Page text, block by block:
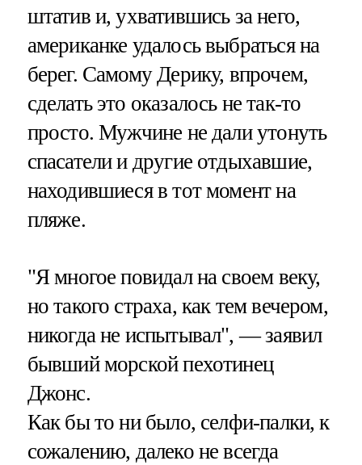
штатив и, ухватившись за него,
американке удалось выбраться на
берег. Самому Дерику, впрочем,
сделать это оказалось не так-то
просто. Мужчине не дали утонуть
спасатели и другие отдыхавшие,
находившиеся в тот момент на
пляже.
"Я многое повидал на своем веку,
но такого страха, как тем вечером,
никогда не испытывал", — заявил
бывший морской пехотинец
Джонс.
Как бы то ни было, селфи-палки, к
сожалению, далеко не всегда